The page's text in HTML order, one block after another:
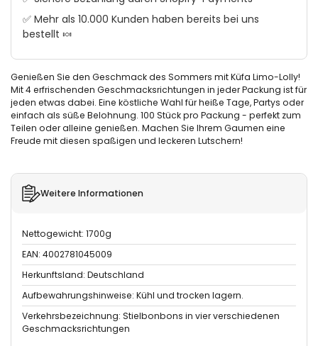
✅ Mehr als 10.000 Kunden haben bereits bei uns
bestellt 🍬
Genießen Sie den Geschmack des Sommers mit Küfa Limo-Lolly!
Mit 4 erfrischenden Geschmacksrichtungen in jeder Packung ist für
jeden etwas dabei. Eine köstliche Wahl für heiße Tage, Partys oder
einfach als süße Belohnung. 100 Stück pro Packung - perfekt zum
Teilen oder alleine genießen. Machen Sie Ihrem Gaumen eine
Freude mit diesen spaßigen und leckeren Lutschern!
Weitere Informationen
Nettogewicht: 1700g
EAN: 4002781045009
Herkunftsland: Deutschland
Aufbewahrungshinweise: Kühl und trocken lagern.
Verkehrsbezeichnung: Stielbonbons in vier verschiedenen
Geschmacksrichtungen